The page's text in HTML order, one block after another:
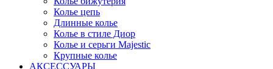
Колье цепь
Длинные колье
Колье в стиле Диор
Колье и серьги Majestic
Крупные колье
АКСЕССУАРЫ